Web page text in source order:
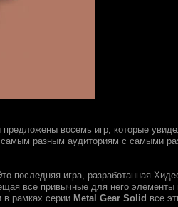
восемь игр, которые
самым разным аудиториям с самыми
последняя игра, разработанная
все привычные для него
в рамках серии Metal Gear Solid все